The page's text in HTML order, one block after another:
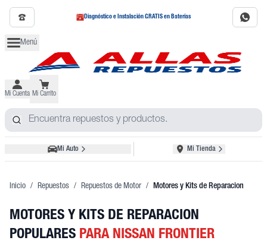
Diagnóstico e Instalación GRATIS en Baterías
Menú
Mi Cuenta Mi Carrito
Mi Auto Mi Tienda
Inicio / Repuestos / Repuestos de Motor / Motores y Kits de Reparacion
MOTORES Y KITS DE REPARACION
POPULARES PARA NISSAN FRONTIER